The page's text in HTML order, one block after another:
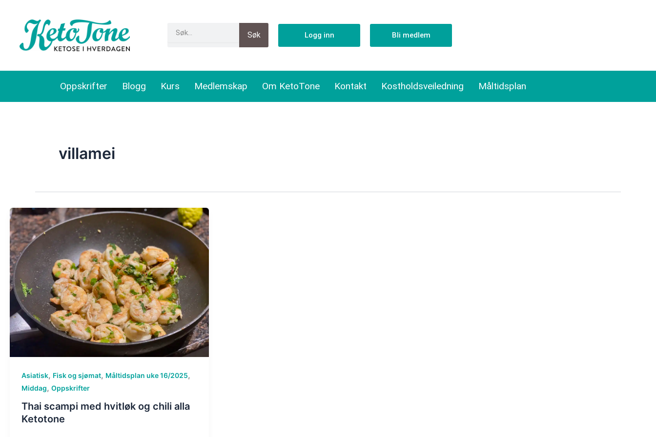
content
Søk Logg inn Bli medlem
Oppskrifter Blogg Kurs Medlemskap Om KetoTone Kontakt Kostholdsveiledning Måltidsplan
villamei
Asiatisk, Fisk og sjømat, Måltidsplan uke 16/2025,
Middag, Oppskrifter
Thai scampi med hvitløk og chili alla
Ketotone